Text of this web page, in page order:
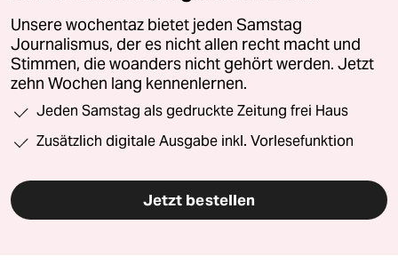
Unsere wochentaz bietet jeden Samstag
Journalismus, der es nicht allen recht macht und
Stimmen, die woanders nicht gehört werden. Jetzt
zehn Wochen lang kennenlernen.
Jeden Samstag als gedruckte Zeitung frei Haus
Zusätzlich digitale Ausgabe inkl. Vorlesefunktion
Jetzt bestellen